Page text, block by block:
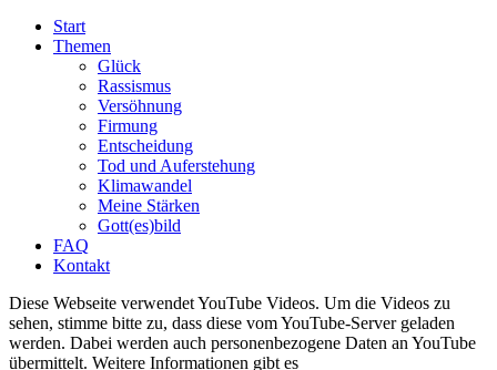
Start
Themen
Glück
Rassismus
Versöhnung
Firmung
Entscheidung
Tod und Auferstehung
Klimawandel
Meine Stärken
Gott(es)bild
FAQ
Kontakt
Diese Webseite verwendet YouTube Videos. Um die Videos zu
sehen, stimme bitte zu, dass diese vom YouTube-Server geladen
werden. Dabei werden auch personenbezogene Daten an YouTube
übermittelt. Weitere Informationen gibt es